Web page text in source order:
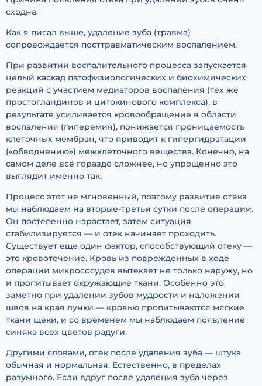
сходна.
Как я писал выше, удаление зуба (травма)
сопровождается посттравматическим воспалением.
При развитии воспалительного процесса запускается
целый каскад патофизиологических и биохимических
реакций с участием медиаторов воспаления (тех же
простогландинов и цитокинового комплекса), в
результате усиливается кровообращение в области
воспаления (гиперемия), понижается проницаемость
клеточных мембран, что приводит к гипергидратации
(«обводнению») межклеточного вещества. Конечно, на
самом деле всё гораздо сложнее, но упрощенно это
выглядит именно так.
Процесс этот не мгновенный, поэтому развитие отека
мы наблюдаем на вторые-третьи сутки после операции.
Он постепенно нарастает, затем ситуация
стабилизируется — и отек начинает проходить.
Существует еще один фактор, способствующий отеку —
это кровотечение. Кровь из поврежденных в ходе
операции микрососудов вытекает не только наружу, но
и пропитывает окружающие ткани. Особенно это
заметно при удалении зубов мудрости и наложении
швов на края лунки — кровью пропитываются мягкие
ткани щеки, и со временем мы наблюдаем появление
синяка всех цветов радуги.
Другими словами, отек после удаления зуба — штука
обычная и нормальная. Естественно, в пределах
разумного. Если вдруг после удаления зуба через